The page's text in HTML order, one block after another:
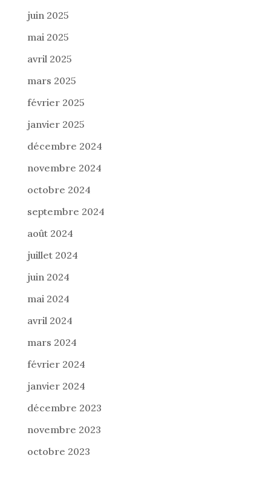
juin 2025
mai 2025
avril 2025
mars 2025
février 2025
janvier 2025
décembre 2024
novembre 2024
octobre 2024
septembre 2024
août 2024
juillet 2024
juin 2024
mai 2024
avril 2024
mars 2024
février 2024
janvier 2024
décembre 2023
novembre 2023
octobre 2023